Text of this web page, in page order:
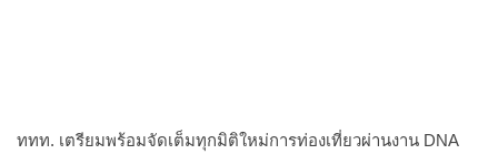
ททท. เตรียมพร้อมจัดเต็มทุกมิติใหม่การท่องเที่ยวผ่านงาน DNA